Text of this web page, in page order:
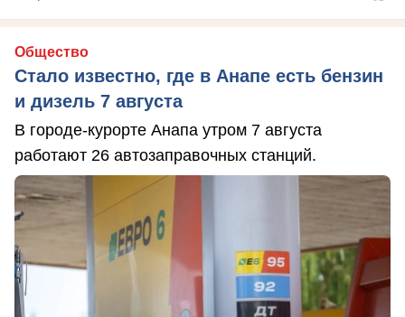
Общество
Стало известно, где в Анапе есть бензин
и дизель 7 августа
В городе-курорте Анапа утром 7 августа
работают 26 автозаправочных станций.